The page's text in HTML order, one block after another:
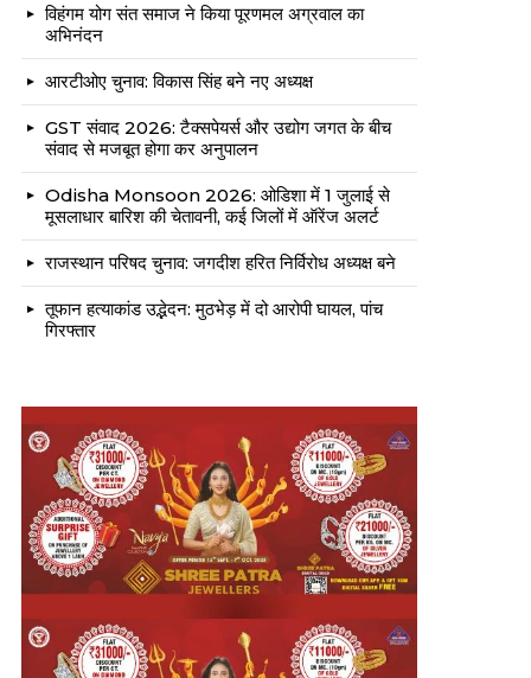
विहंगम योग संत समाज ने किया पूरणमल अग्रवाल का
अभिनंदन
आरटीओए चुनाव: विकास सिंह बने नए अध्यक्ष
GST संवाद 2026: टैक्सपेयर्स और उद्योग जगत के बीच
संवाद से मजबूत होगा कर अनुपालन
Odisha Monsoon 2026: ओडिशा में 1 जुलाई से
मूसलाधार बारिश की चेतावनी, कई जिलों में ऑरेंज अलर्ट
राजस्थान परिषद चुनाव: जगदीश हरित निर्विरोध अध्यक्ष बने
तूफान हत्याकांड उद्भेदन: मुठभेड़ में दो आरोपी घायल, पांच
गिरफ्तार